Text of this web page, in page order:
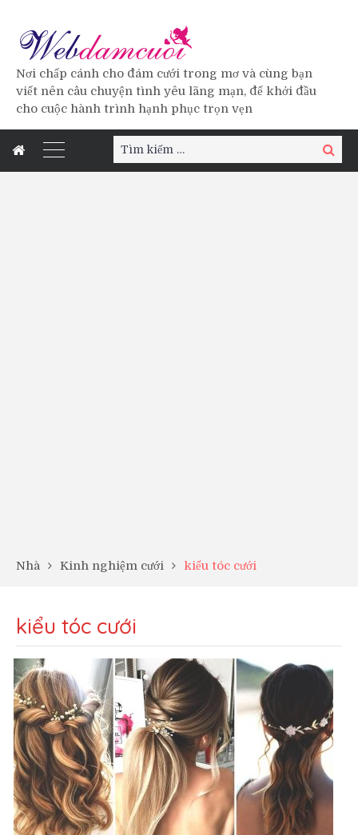
Nơi chấp cánh cho đám cưới trong mơ và cùng bạn
viết nên câu chuyện tình yêu lãng mạn, để khởi đầu
cho cuộc hành trình hạnh phục trọn vẹn
Tìm
kiếm:
Tìm
kiếm
Nhà Kinh nghiệm cưới kiểu tóc cưới
kiểu tóc cưới